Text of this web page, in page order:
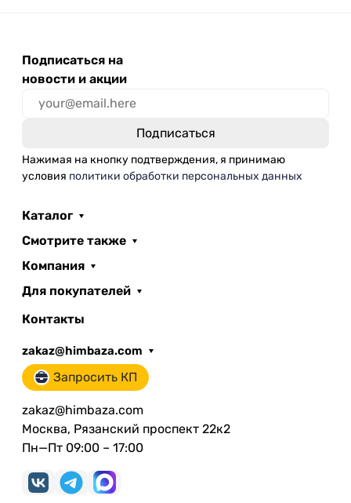
Подписаться на
новости и акции
Нажимая на кнопку подтверждения, я принимаю
условия политики обработки персональных данных
Каталог
Смотрите также
Компания
Для покупателей
Контакты
zakaz@himbaza.com
Запросить КП
zakaz@himbaza.com
Москва, Рязанский проспект 22к2
Пн—Пт 09:00 – 17:00